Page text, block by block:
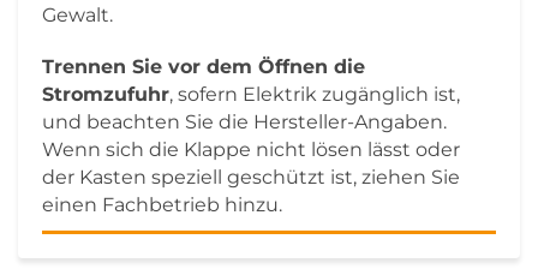
Gewalt.
Trennen Sie vor dem Öffnen die
Stromzufuhr, sofern Elektrik zugänglich ist,
und beachten Sie die Hersteller-Angaben.
Wenn sich die Klappe nicht lösen lässt oder
der Kasten speziell geschützt ist, ziehen Sie
einen Fachbetrieb hinzu.